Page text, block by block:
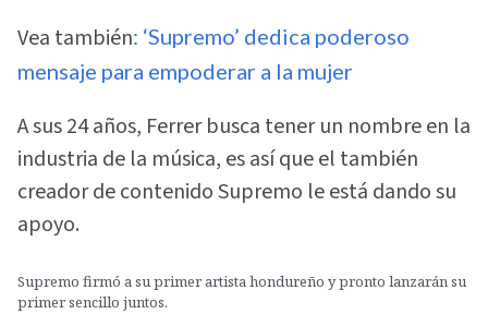
Vea también: ‘Supremo’ dedica poderoso
mensaje para empoderar a la mujer
A sus 24 años, Ferrer busca tener un nombre en la
industria de la música, es así que el también
creador de contenido Supremo le está dando su
apoyo.
Supremo firmó a su primer artista hondureño y pronto lanzarán su
primer sencillo juntos.